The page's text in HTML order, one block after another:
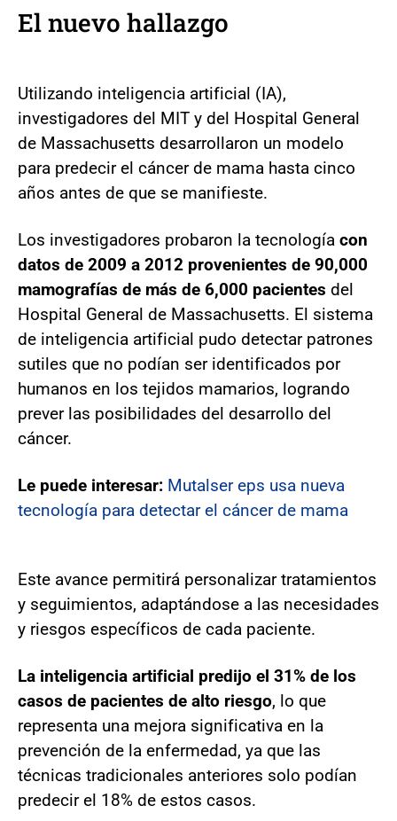
El nuevo hallazgo
Utilizando inteligencia artificial (IA),
investigadores del MIT y del Hospital General
de Massachusetts desarrollaron un modelo
para predecir el cáncer de mama hasta cinco
años antes de que se manifieste.
Los investigadores probaron la tecnología con
datos de 2009 a 2012 provenientes de 90,000
mamografías de más de 6,000 pacientes del
Hospital General de Massachusetts. El sistema
de inteligencia artificial pudo detectar patrones
sutiles que no podían ser identificados por
humanos en los tejidos mamarios, logrando
prever las posibilidades del desarrollo del
cáncer.
Le puede interesar: Mutalser eps usa nueva
tecnología para detectar el cáncer de mama
Este avance permitirá personalizar tratamientos
y seguimientos, adaptándose a las necesidades
y riesgos específicos de cada paciente.
La inteligencia artificial predijo el 31% de los
casos de pacientes de alto riesgo, lo que
representa una mejora significativa en la
prevención de la enfermedad, ya que las
técnicas tradicionales anteriores solo podían
predecir el 18% de estos casos.